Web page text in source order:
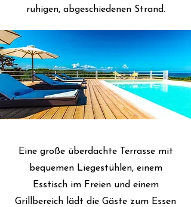
ruhigen, abgeschiedenen Strand.
Eine große überdachte Terrasse mit
bequemen Liegestühlen, einem
Esstisch im Freien und einem
Grillbereich lädt die Gäste zum Essen